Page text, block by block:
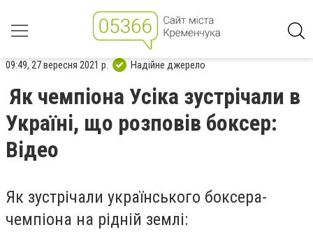
09:49, 27 вересня 2021 р. Надійне джерело
Як чемпіона Усіка зустрічали в
Україні, що розповів боксер:
Відео
Як зустрічали українського боксера-
чемпіона на рідній землі: